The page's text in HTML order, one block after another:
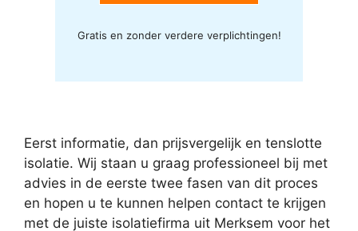
Gratis en zonder verdere verplichtingen!
Eerst informatie, dan prijsvergelijk en tenslotte
isolatie. Wij staan u graag professioneel bij met
advies in de eerste twee fasen van dit proces
en hopen u te kunnen helpen contact te krijgen
met de juiste isolatiefirma uit Merksem voor het